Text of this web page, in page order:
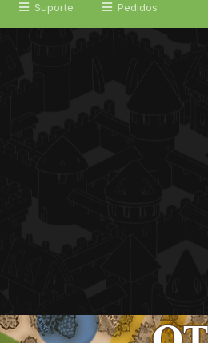
Suporte Pedidos